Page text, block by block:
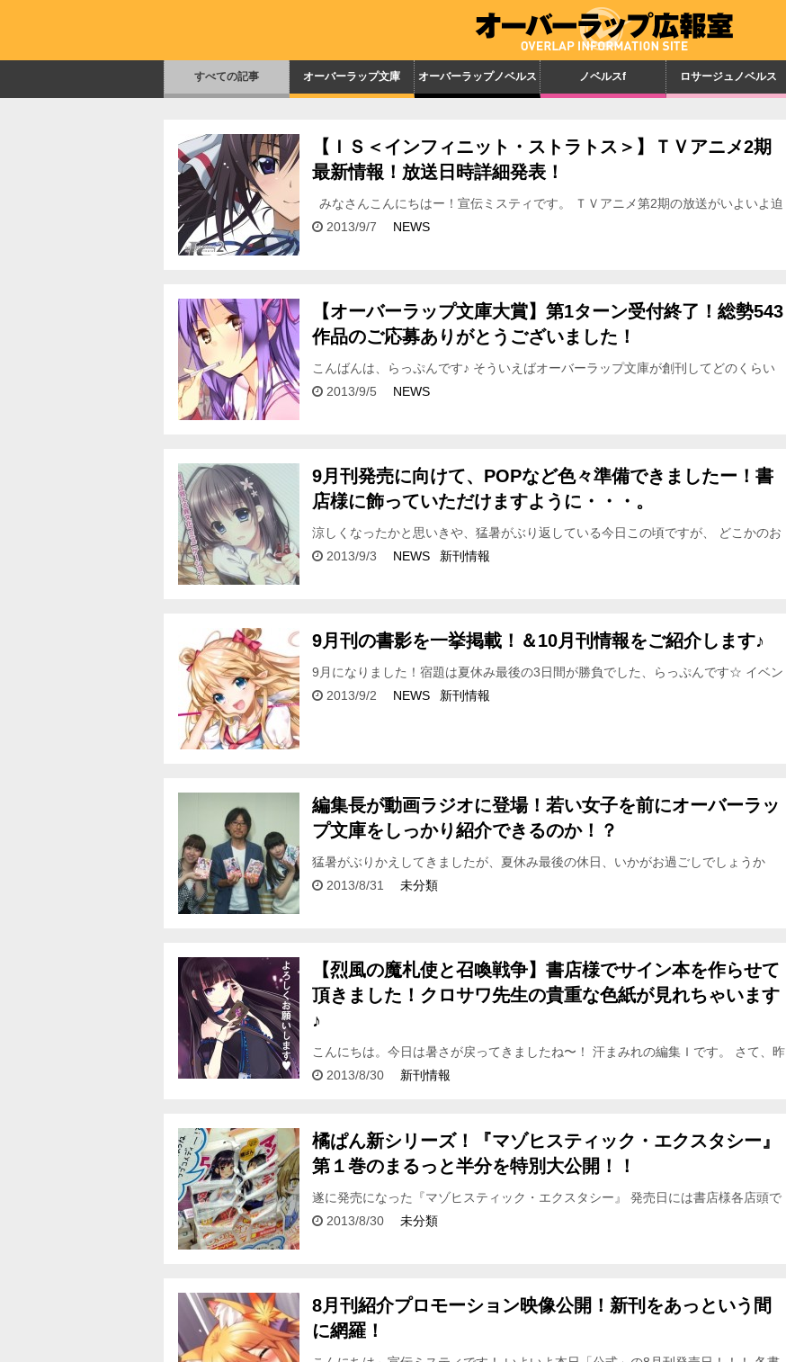
すべての記事 オーバーラップ文庫 オーバーラップノベルス ノベルスf ロサージュノベルス
【ＩＳ＜インフィニット・ストラトス＞】ＴＶアニメ2期
最新情報！放送日時詳細発表！
みなさんこんにちはー！宣伝ミスティです。 ＴＶアニメ第2期の放送がいよいよ迫
り、 ますます盛り上がってきた 「IS＜インフィニット・ス…
2013/9/7 NEWS
【オーバーラップ文庫大賞】第1ターン受付終了！総勢543
作品のご応募ありがとうございました！
こんばんは、らっぷんです♪ そういえばオーバーラップ文庫が創刊してどのくらい
たったのかしら、と思ったら、 まだたったの4か月だったんですね！あわわ
2013/9/5 NEWS
9月刊発売に向けて、POPなど色々準備できましたー！書
店様に飾っていただけますように・・・。
涼しくなったかと思いきや、猛暑がぶり返している今日この頃ですが、 どこかのお
店の月見バーガーを見ると秋と食欲を感じる、宣伝ミスティです。 昨日らっぷんが
2013/9/3 NEWS 新刊情報
9月刊の書影を一挙掲載！＆10月刊情報をご紹介します♪
9月になりました！宿題は夏休み最後の3日間が勝負でした、らっぷんです☆ イベン
ト目白押しだった8月が終わってしまい、 なんだか退屈だなぁ～っと思っている皆
2013/9/2 NEWS 新刊情報
編集長が動画ラジオに登場！若い女子を前にオーバーラッ
プ文庫をしっかり紹介できるのか！？
猛暑がぶりかえしてきましたが、夏休み最後の休日、いかがお過ごしでしょうか
～！ 私はこれからデスニードラウンドのサイン会に行ってまいります。宣伝ミステ
2013/8/31 未分類
【烈風の魔札使と召喚戦争】書店様でサイン本を作らせて
頂きました！クロサワ先生の貴重な色紙が見れちゃいます
♪
こんにちは。今日は暑さが戻ってきましたね〜！ 汗まみれの編集Ｉです。 さて、昨
日は「烈風の魔札使と召喚戦争」の 森田季節先生＆クロサワテツ先生と書店様にご
2013/8/30 新刊情報
橘ぱん新シリーズ！『マゾヒスティック・エクスタシー』
第１巻のまるっと半分を特別大公開！！
遂に発売になった『マゾヒスティック・エクスタシー』 発売日には書店様各店頭で
大々的な展開をいただき大変盛り上がっております！ 中には店頭展示で「菱縄縛
2013/8/30 未分類
8月刊紹介プロモーション映像公開！新刊をあっという間
に網羅！